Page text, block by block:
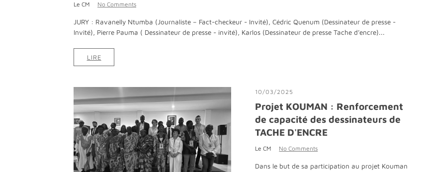
Le CM No Comments
JURY : Ravanelly Ntumba (Journaliste – Fact-checkeur - Invité), Cédric Quenum (Dessinateur de presse -
Invité), Pierre Pauma ( Dessinateur de presse - invité), Karlos (Dessinateur de presse Tache d’encre)...
LIRE
10/03/2025
Projet KOUMAN : Renforcement
de capacité des dessinateurs de
TACHE D'ENCRE
Le CM No Comments
Dans le but de sa participation au projet Kouman